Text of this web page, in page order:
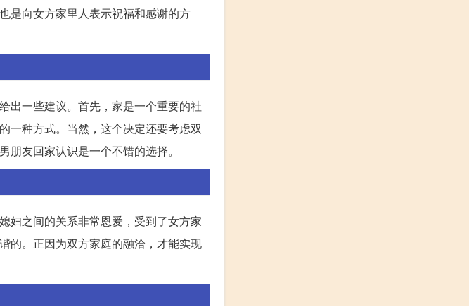
是向女方家里人表示祝福和感谢的方
出一些建议。首先，家是一个重要的社
一种方式。当然，这个决定还要考虑双
友回家认识是一个不错的选择。
妇之间的关系非常恩爱，受到了女方家
的。正因为双方家庭的融洽，才能实现